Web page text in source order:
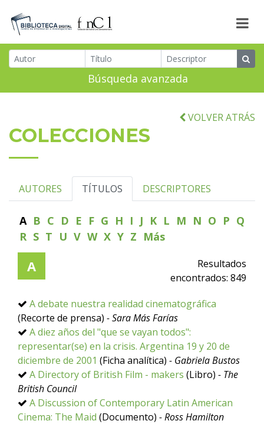
Búsqueda avanzada
VOLVER ATRÁS
COLECCIONES
AUTORES TÍTULOS DESCRIPTORES
A B C D E F G H I J K L M N O P Q
R S T U V W X Y Z Más
A
Resultados
encontrados: 849
A debate nuestra realidad cinematográfica
(Recorte de prensa) - Sara Más Farías
A diez años del "que se vayan todos":
representar(se) en la crisis. Argentina 19 y 20 de
diciembre de 2001 (Ficha analítica) - Gabriela Bustos
A Directory of British Film - makers (Libro) - The
British Council
A Discussion of Contemporary Latin American
Cinema: The Maid (Documento) - Ross Hamilton